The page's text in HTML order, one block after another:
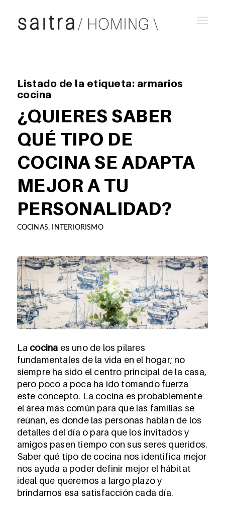
Listado de la etiqueta: armarios
cocina
¿QUIERES SABER
QUÉ TIPO DE
COCINA SE ADAPTA
MEJOR A TU
PERSONALIDAD?
COCINAS, INTERIORISMO
La cocina es uno de los pilares
fundamentales de la vida en el hogar; no
siempre ha sido el centro principal de la casa,
pero poco a poca ha ido tomando fuerza
este concepto. La cocina es probablemente
el área más común para que las familias se
reúnan, es donde las personas hablan de los
detalles del día o para que los invitados y
amigos pasen tiempo con sus seres queridos.
Saber qué tipo de cocina nos identifica mejor
nos ayuda a poder definir mejor el hábitat
ideal que queremos a largo plazo y
brindarnos esa satisfacción cada día.